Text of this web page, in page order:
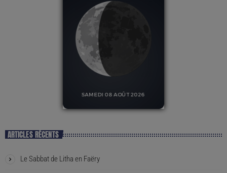
ARTICLES RÉCENTS
Le Sabbat de Litha en Faëry